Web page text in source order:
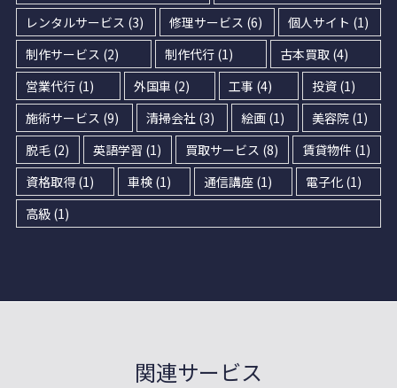
レンタルサービス (3) 修理サービス (6) 個人サイト (1)
制作サービス (2) 制作代行 (1) 古本買取(4)
営業代行 (1) 外国車 (2) 工事 (4) 投資(1)
施術サービス (9) 清掃会社 (3) 絵画 (1) 美容院(1)
脱毛 (2) 英語学習 (1) 買取サービス (8) 賃貸物件 (1)
資格取得 (1) 車検(1) 通信講座 (1) 電子化(1)
高級 (1)
関連サービス